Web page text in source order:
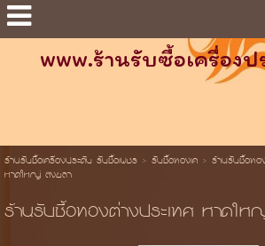
www.ร้านรับซื้อเครื่อง
ร้านรับซื้อเครื่องประดับ รับซื้อเพชร> รับซื้อทองเค> ร้านรับซื้อทอ
หาดใหญ่ สงขลา
ร้านรับซื้อทองต่างประเทศ หาดใ